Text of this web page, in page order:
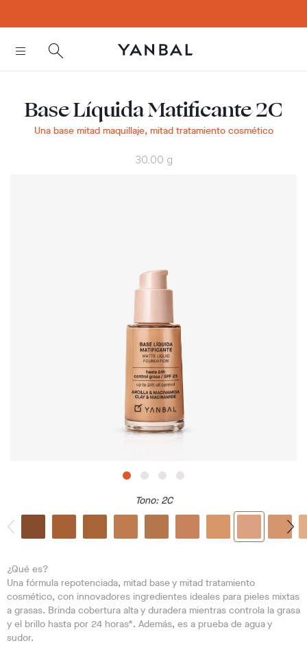
Base Líquida Matificante 2C
Una base mitad maquillaje, mitad tratamiento cosmético
30.00 g
Tono: 2C
¿Qué es?
Una fórmula repotenciada, mitad base y mitad tratamiento
cosmético, con innovadores ingredientes ideales para pieles mixtas
a grasas. Brinda cobertura alta y duradera mientras controla la grasa
y el brillo hasta por 24 horas*. Además, es a prueba de agua y
sudor.